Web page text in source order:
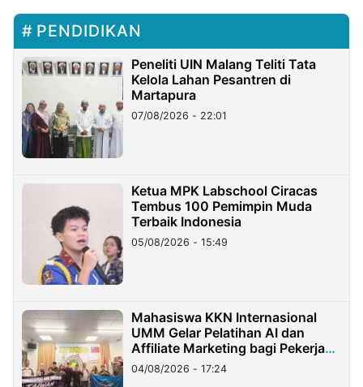
PENDIDIKAN
Peneliti UIN Malang Teliti Tata
Kelola Lahan Pesantren di
Martapura
07/08/2026 - 22:01
Ketua MPK Labschool Ciracas
Tembus 100 Pemimpin Muda
Terbaik Indonesia
05/08/2026 - 15:49
Mahasiswa KKN Internasional
UMM Gelar Pelatihan AI dan
Affiliate Marketing bagi Pekerja
Migran Indonesia di Taiwan
04/08/2026 - 17:24